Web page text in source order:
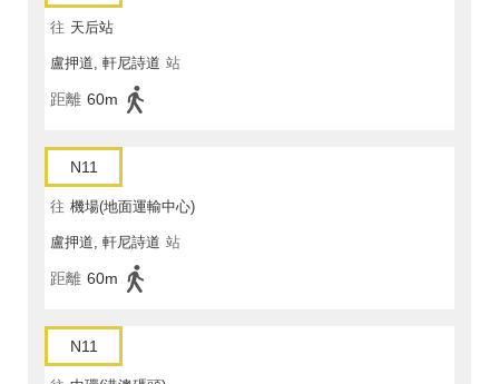
往 天后站
盧押道, 軒尼詩道 站
距離 60m
N11
往 機場(地面運輸中心)
盧押道, 軒尼詩道 站
距離 60m
N11